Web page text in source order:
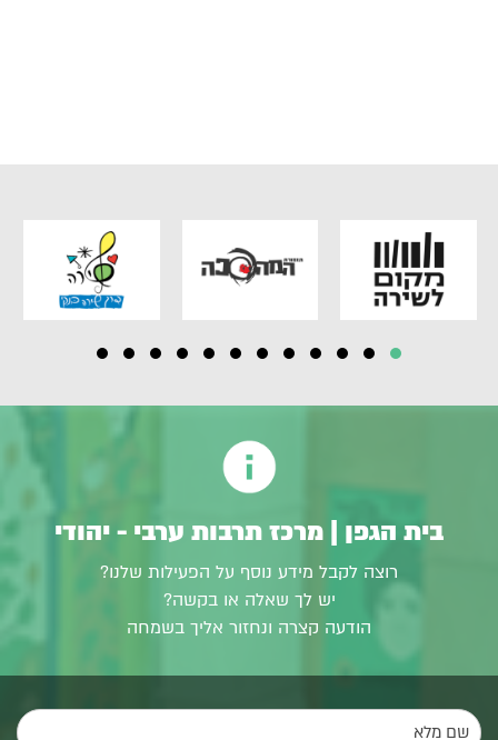
בית הגפן | מרכז תרבות ערבי - יהודי
רוצה לקבל מידע נוסף על הפעילות שלנו?
יש לך שאלה או בקשה?
הודעה קצרה ונחזור אליך בשמחה